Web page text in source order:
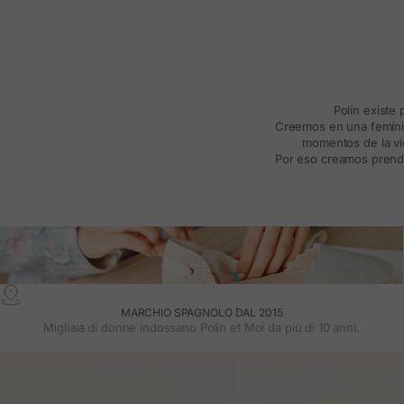
Polín existe
Creemos en una
momentos de la
Por eso creamos
MARCHIO SPAGNOLO DAL 2015
Migliaia di donne indossano Polin et Moi da più di 10 anni.